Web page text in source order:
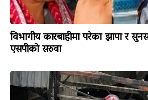
विभागीय कारबाहीमा परेका झापा र
एसपीको सरुवा